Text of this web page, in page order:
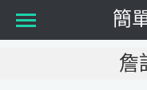
簡
詹